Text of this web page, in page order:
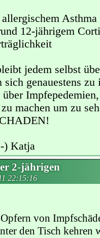
Asthma
12-jährigem
jedem selbst
genauestens
machen um zu
) Katja
2-jährigen
22:15:16
von
den Tisch kehren